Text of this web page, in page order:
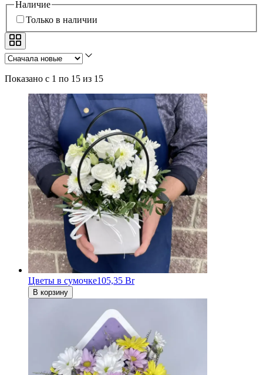
Наличие
Только в наличии
Показано с 1 по 15 из 15
Цветы в сумочке105,35 Br
В корзину